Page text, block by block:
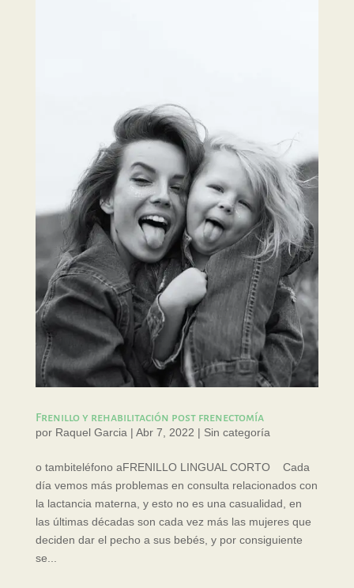
Frenillo y rehabilitación post frenectomía
por Raquel Garcia| Abr 7, 2022 | Sin categoría
o tambiteléfono aFRENILLO LINGUAL CORTO Cada
día vemos más problemas en consulta relacionados con
la lactancia materna, y esto no es una casualidad, en
las últimas décadas son cada vez más las mujeres que
deciden dar el pecho a sus bebés, y por consiguiente
se...